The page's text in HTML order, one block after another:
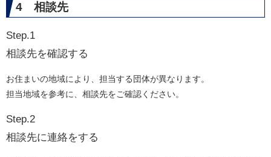
4 相談先
Step.1
相談先を確認する
お住まいの地域により、担当する団体が異なります。
担当地域を参考に、相談先をご確認ください。
Step.2
相談先に連絡をする